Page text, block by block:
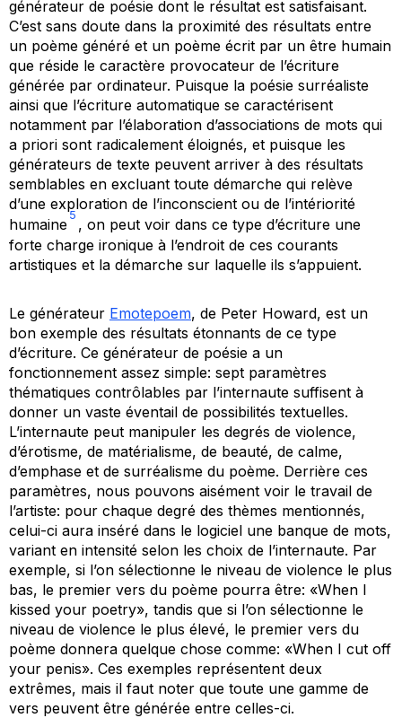
générateur de poésie dont le résultat est satisfaisant.
C’est sans doute dans la proximité des résultats entre
un poème généré et un poème écrit par un être humain
que réside le caractère provocateur de l’écriture
générée par ordinateur. Puisque la poésie surréaliste
ainsi que l’écriture automatique se caractérisent
notamment par l’élaboration d’associations de mots qui
a priori sont radicalement éloignés, et puisque les
générateurs de texte peuvent arriver à des résultats
semblables en excluant toute démarche qui relève
d’une exploration de l’inconscient ou de l’intériorité
humaine
5
, on peut voir dans ce type d’écriture une
forte charge ironique à l’endroit de ces courants
artistiques et la démarche sur laquelle ils s’appuient.
Le générateur Emotepoem, de Peter Howard, est un
bon exemple des résultats étonnants de ce type
d’écriture. Ce générateur de poésie a un
fonctionnement assez simple: sept paramètres
thématiques contrôlables par l’internaute suffisent à
donner un vaste éventail de possibilités textuelles.
L’internaute peut manipuler les degrés de violence,
d’érotisme, de matérialisme, de beauté, de calme,
d’emphase et de surréalisme du poème. Derrière ces
paramètres, nous pouvons aisément voir le travail de
l’artiste: pour chaque degré des thèmes mentionnés,
celui-ci aura inséré dans le logiciel une banque de mots,
variant en intensité selon les choix de l’internaute. Par
exemple, si l’on sélectionne le niveau de violence le plus
bas, le premier vers du poème pourra être: «When I
kissed your poetry», tandis que si l’on sélectionne le
niveau de violence le plus élevé, le premier vers du
poème donnera quelque chose comme: «When I cut off
your penis». Ces exemples représentent deux
extrêmes, mais il faut noter que toute une gamme de
vers peuvent être générée entre celles-ci.